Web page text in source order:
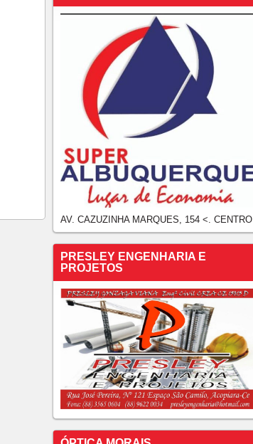
AV. CAZUZINHA MARQUES, 154 <. CENTRO
PRESLEY ENGENHARIA E
PROJETOS